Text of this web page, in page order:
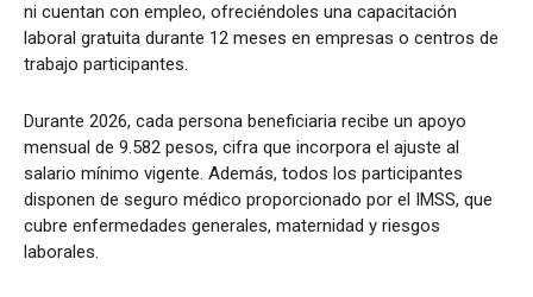
ni cuentan con empleo, ofreciéndoles una capacitación
laboral gratuita durante 12 meses en empresas o centros de
trabajo participantes.
Durante 2026, cada persona beneficiaria recibe un apoyo
mensual de 9.582 pesos, cifra que incorpora el ajuste al
salario mínimo vigente. Además, todos los participantes
disponen de seguro médico proporcionado por el IMSS, que
cubre enfermedades generales, maternidad y riesgos
laborales.